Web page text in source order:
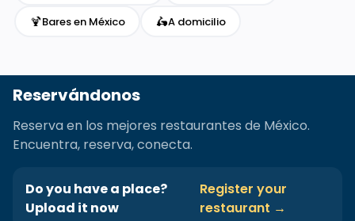
🍹Bares en México 🛵A domicilio
Reservándonos
Reserva en los mejores restaurantes de México.
Encuentra, reserva, conecta.
Do you have a place?
Upload it now
Register your
restaurant →